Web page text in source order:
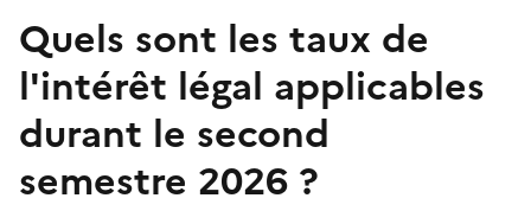
Quels sont les taux de
l'intérêt légal applicables
durant le second
semestre 2026 ?